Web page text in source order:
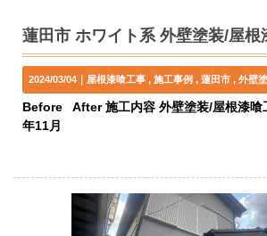
2024/03/04｜ 屋根漆喰工事 施工事例 蓮田市 外壁
Before After 施工内容 外壁塗装/屋根漆喰
年11月